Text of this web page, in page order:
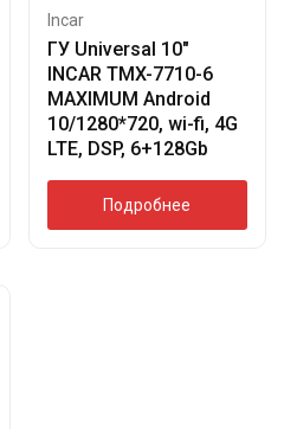
Incar
ГУ Universal 10″
INCAR TMX-7710-6
MAXIMUM Android
10/1280*720, wi-fi, 4G
LTE, DSP, 6+128Gb
Подробнее